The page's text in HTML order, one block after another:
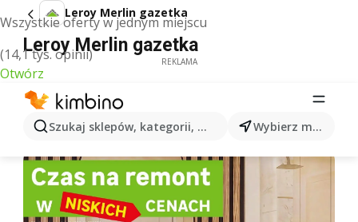
Wszystkie oferty w jednym miejscu
(14,1 tys. opinii)
Otwórz
Szukaj sklepów, kategorii, produktów... Wybierz miasto
Leroy Merlin gazetka
Leroy Merlin gazetka
REKLAMA